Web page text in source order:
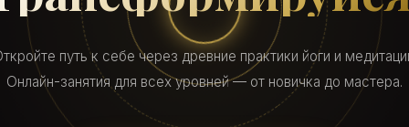
путь к себе через древние практики йоги и
Онлайн-занятия для всех уровней — от новичка до мастера.